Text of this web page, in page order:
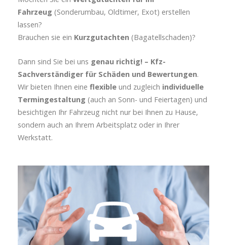
Fahrzeug (Sonderumbau, Oldtimer, Exot) erstellen
lassen?
Brauchen sie ein Kurzgutachten (Bagatellschaden)?
Dann sind Sie bei uns genau richtig! – Kfz-
Sachverständiger für Schäden und Bewertungen.
Wir bieten Ihnen eine flexible und zugleich individuelle
Termingestaltung (auch an Sonn- und Feiertagen) und
besichtigen Ihr Fahrzeug nicht nur bei Ihnen zu Hause,
sondern auch an Ihrem Arbeitsplatz oder in Ihrer
Werkstatt.